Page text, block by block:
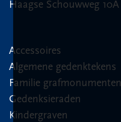
Haagse Schouwweg 10A
Accessoires
Algemene gedenktekens
Familie grafmonumenten
Gedenksieraden
Kindergraven